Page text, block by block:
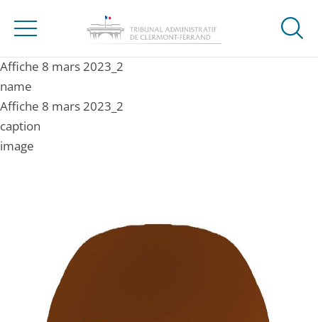
Menu
Ouvrir
Affiche 8 mars 2023_2
name
Affiche 8 mars 2023_2
caption
image